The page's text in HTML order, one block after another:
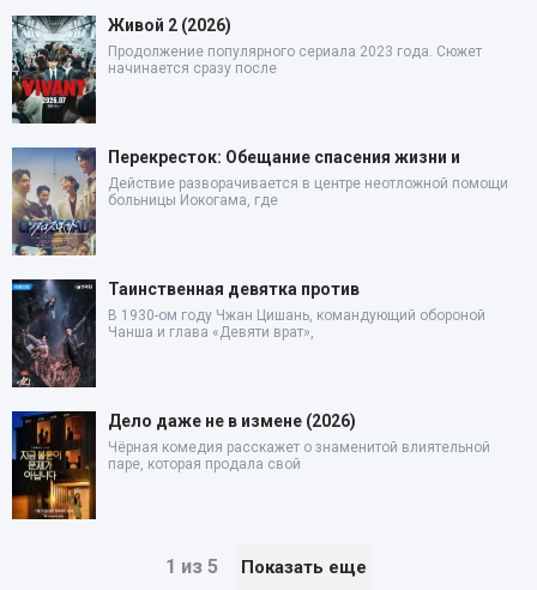
Живой 2 (2026)
Продолжение популярного сериала 2023 года. Сюжет
начинается сразу после
Перекресток: Обещание спасения жизни и
Действие разворачивается в центре неотложной помощи
больницы Иокогама, где
Таинственная девятка против
В 1930-ом году Чжан Цишань, командующий обороной
Чанша и глава «Девяти врат»,
Дело даже не в измене (2026)
Чёрная комедия расскажет о знаменитой влиятельной
паре, которая продала свой
1 из 5 Показать еще